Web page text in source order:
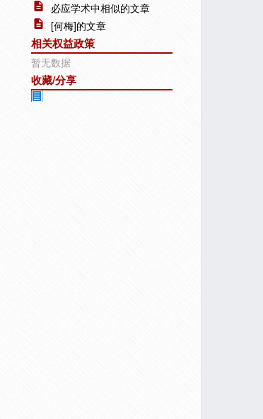
必应学术中相似的文章
[何梅]的文章
相关权益政策
暂无数据
收藏/分享